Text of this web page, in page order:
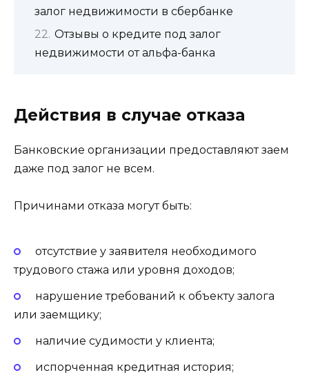
залог недвижимости в сбербанке
Отзывы о кредите под залог
недвижимости от альфа-банка
Действия в случае отказа
Банковские организации предоставляют заем
даже под залог не всем.
Причинами отказа могут быть:
отсутствие у заявителя необходимого
трудового стажа или уровня доходов;
нарушение требований к объекту залога
или заемщику;
наличие судимости у клиента;
испорченная кредитная история;